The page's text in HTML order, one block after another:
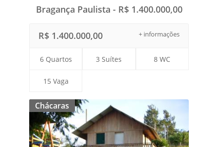
Bragança Paulista - R$ 1.400.000,00
+ informações
R$ 1.400.000,00
6 Quartos 3 Suítes 8 WC
15 Vaga
Chácaras